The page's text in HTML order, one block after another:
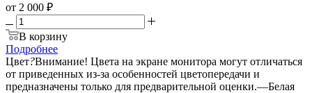
от 2 000 ₽
В корзину
Подробнее
Цвет?Внимание! Цвета на экране монитора могут отличаться
от приведенных из-за особенностей цветопередачи и
предназначены только для предварительной оценки.—Белая